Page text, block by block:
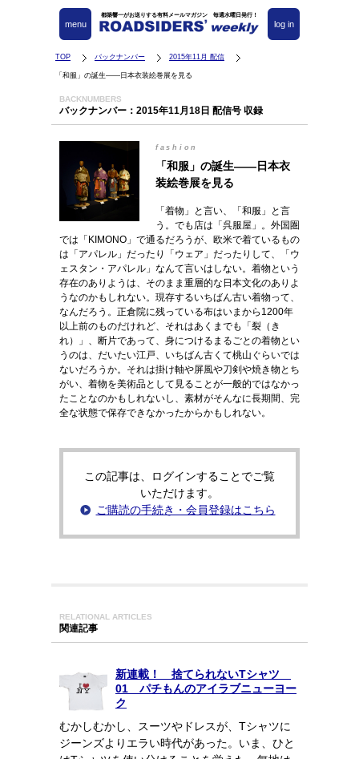
都築響一がお送りする有料メールマガジン 毎週水曜日発行！
log in
menu
TOP バックナンバー 2015年11月 配信
「和服」の誕生――日本衣装絵巻展を見る
BACKNUMBERS
バックナンバー：2015年11月18日 配信号 収録
fashion
「和服」の誕生――日本衣
装絵巻展を見る
「着物」と言い、「和服」と言
う。でも店は「呉服屋」。外国圏
では「KIMONO」で通るだろうが、欧米で着ているもの
は「アパレル」だったり「ウェア」だったりして、「ウ
ェスタン・アパレル」なんて言いはしない。着物という
存在のありようは、そのまま重層的な日本文化のありよ
うなのかもしれない。現存するいちばん古い着物って、
なんだろう。正倉院に残っている布はいまから1200年
以上前のものだけれど、それはあくまでも「裂（き
れ）」、断片であって、身につけるまるごとの着物とい
うのは、だいたい江戸、いちばん古くて桃山ぐらいでは
ないだろうか。それは掛け軸や屏風や刀剣や焼き物とち
がい、着物を美術品として見ることが一般的ではなかっ
たことなのかもしれないし、素材がそんなに長期間、完
全な状態で保存できなかったからかもしれない。
この記事は、ログインすることでご覧
いただけます。
ご購読の手続き・会員登録はこちら
RELATIONAL ARTICLES
関連記事
新連載！ 捨てられないTシャツ
01 パチもんのアイラブニューヨー
ク
むかしむかし、スーツやドレスが、Tシャツに
ジーンズよりエラい時代があった。いま、ひと